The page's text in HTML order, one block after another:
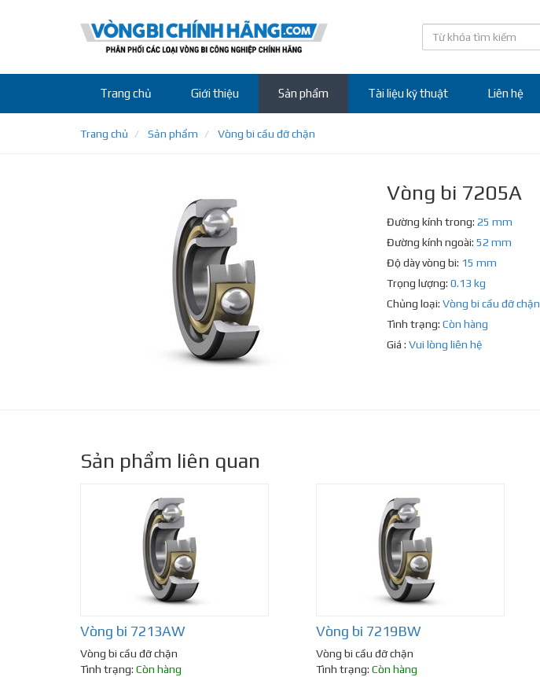
Trang chủ Giới thiệu Sản phẩm Tài liệu kỹ thuật Liên hệ
Trang chủ Sản phẩm Vòng bi cầu đỡ chặn
Vòng bi 7205A
Đường kính trong: 25 mm
Đường kính ngoài: 52 mm
Độ dày vòng bi: 15 mm
Trọng lượng: 0.13 kg
Chủng loại: Vòng bi cầu đỡ chặn
Tình trạng: Còn hàng
Giá : Vui lòng liên hệ
Sản phẩm liên quan
Vòng bi 7213AW
Vòng bi cầu đỡ chặn
Tình trạng: Còn hàng
Vòng bi 7219BW
Vòng bi cầu đỡ chặn
Tình trạng: Còn hàng